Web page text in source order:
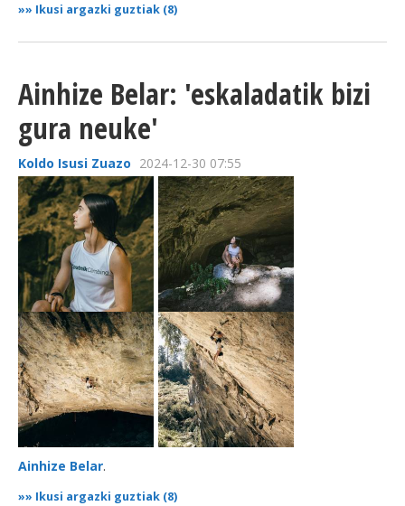
»» Ikusi argazki guztiak (8)
Ainhize Belar: 'eskaladatik bizi
gura neuke'
Koldo Isusi Zuazo 2024-12-30 07:55
Ainhize Belar.
»» Ikusi argazki guztiak (8)